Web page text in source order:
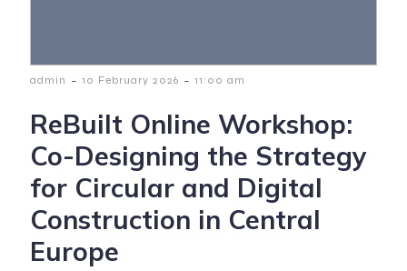
admin - 10 February 2026 - 11:00 am
ReBuilt Online Workshop:
Co-Designing the Strategy
for Circular and Digital
Construction in Central
Europe